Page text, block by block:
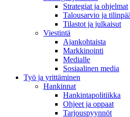
Strategiat ja ohjelmat
Talousarvio ja
Tilastot ja julkaisut
Viestintä
Ajankohtaista
Markkinointi
Medialle
Sosiaalinen media
Työ ja yrittäminen
Hankinnat
Hankintapolitiikka
Ohjeet ja oppaat
Tarjouspyynnöt